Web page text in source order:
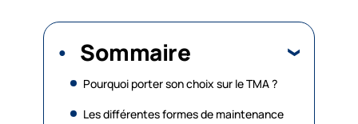
Sommaire
Pourquoi porter son choix sur le TMA ?
Les différentes formes de maintenance